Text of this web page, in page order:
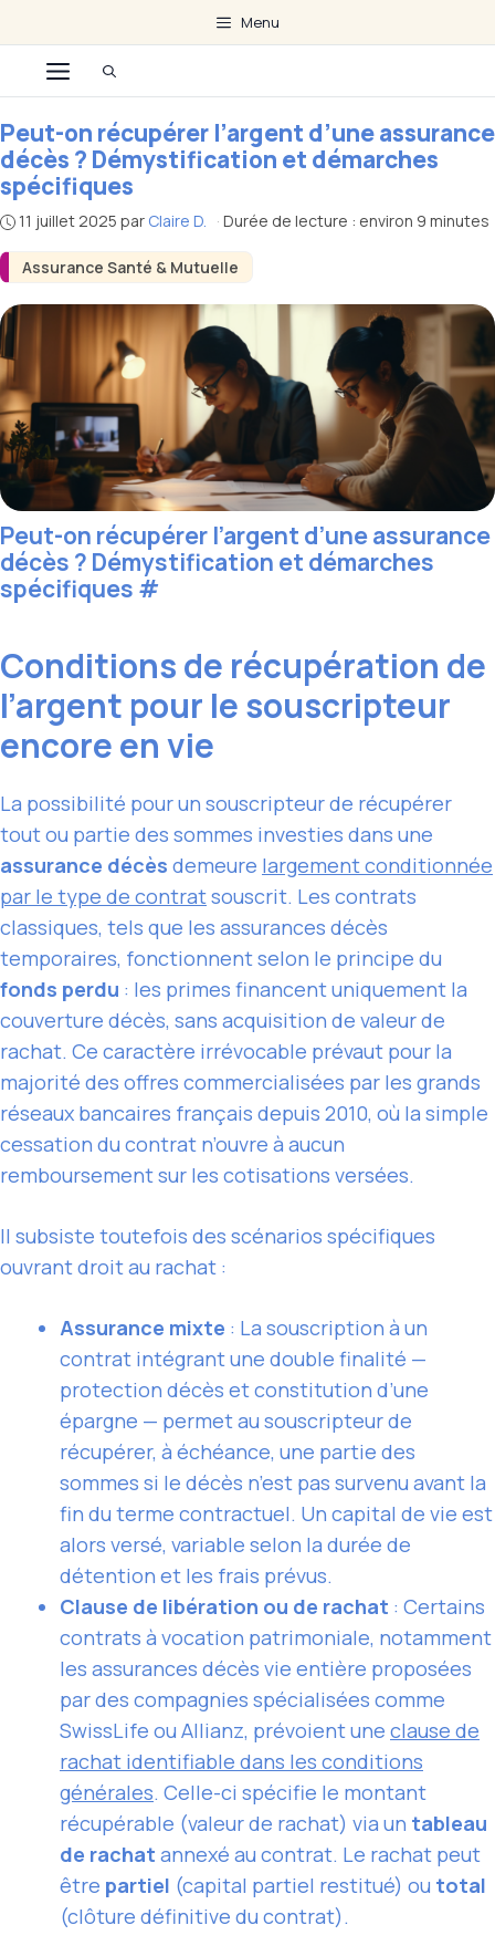
au
contenu
Menu
Menu
Assurance Santé & Mutuelle
Peut-on récupérer l’argent d’une assurance
décès ? Démystification et démarches
spécifiques
11 juillet 2025 par Claire D. · Durée de lecture : environ 9 minutes
Peut-on récupérer l’argent d’une assurance
décès ? Démystification et démarches
spécifiques #
Conditions de récupération de
l’argent pour le souscripteur
encore en vie
La possibilité pour un souscripteur de récupérer
tout ou partie des sommes investies dans une
assurance décès demeure largement conditionnée
par le type de contratsouscrit. Les contrats
classiques, tels que les assurances décès
temporaires, fonctionnent selon le principe du
fonds perdu : les primes financent uniquement la
couverture décès, sans acquisition de valeur de
rachat. Ce caractère irrévocable prévaut pour la
majorité des offres commercialisées par les grands
réseaux bancaires français depuis 2010, où la simple
cessation du contrat n’ouvre à aucun
remboursement sur les cotisations versées.
Il subsiste toutefois des scénarios spécifiques
ouvrant droit au rachat :
Assurance mixte : La souscription à un
contrat intégrant une double finalité —
protection décès et constitution d’une
épargne — permet au souscripteur de
récupérer, à échéance, une partie des
sommes si le décès n’est pas survenu avant la
fin du terme contractuel. Un capital de vie est
alors versé, variable selon la durée de
détention et les frais prévus.
Clause de libération ou de rachat : Certains
contrats à vocation patrimoniale, notamment
les assurances décès vie entière proposées
par des compagnies spécialisées comme
SwissLife ou Allianz, prévoient une clause de
rachat identifiable dans les conditions
générales. Celle-ci spécifie le montant
récupérable (valeur de rachat) via un tableau
de rachat annexé au contrat. Le rachat peut
être partiel (capital partiel restitué) ou total
(clôture définitive du contrat).